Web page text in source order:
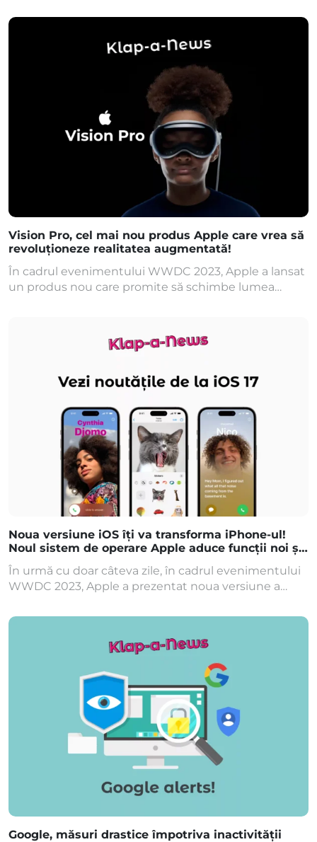
internet, pentru a ne informa și chiar pentru a lucra.
dată, cu încălzirea telefonului în timpul utilizării.
Această problemă nu doar că […]
Vision Pro, cel mai nou produs Apple care vrea să
revoluționeze realitatea augmentată!
În cadrul evenimentului WWDC 2023, Apple a lansat
un produs nou care promite să schimbe lumea
publicul cu caracteristicile sale impresionante. Apple
Vision Pro este o cască pentru realitate augmentată.
poate fi utilizat în aproape orice […]
Noua versiune iOS îți va transforma iPhone-ul!
Noul sistem de operare Apple aduce funcții noi și
schimbări majore!
În urmă cu doar câteva zile, în cadrul evenimentului
WWDC 2023, Apple a prezentat noua versiune a
iPadOS 17. iOS 17 vine cu o nouă aplicație de tip jurnal,
integra cu alte aplicații și servicii pentru a facilita […]
Google, măsuri drastice împotriva inactivității